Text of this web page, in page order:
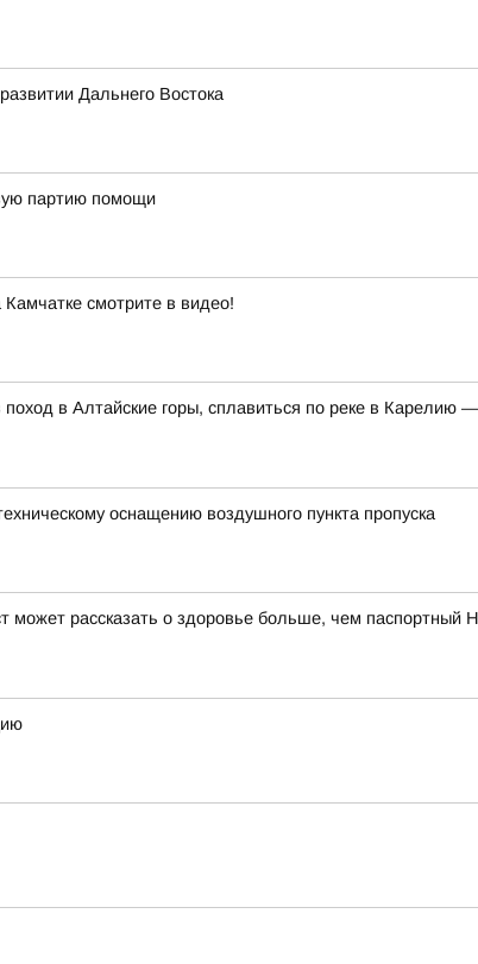
Дальнего Востока
партию помощи
смотрите в видео!
в Алтайские горы, сплавиться по реке в
оснащению воздушного пункта пропуска
рассказать о здоровье больше, чем паспортный